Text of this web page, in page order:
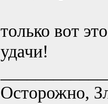
только вот
удачи!
Осторожно,